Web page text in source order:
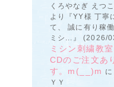
くろやなぎ えつこ
より『YY様 丁寧
て、 誠に有り稼
ミシ...』 (2026/
ミシン刺繍教
CDのご注文あ
す。m(__)m に
ＹＹ